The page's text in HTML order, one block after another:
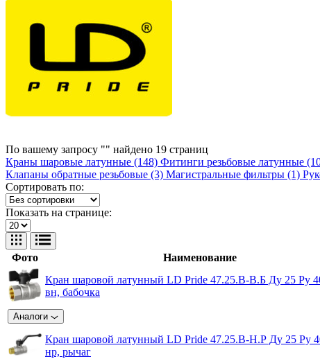
По вашему запросу "" найдено 19 страниц
Краны шаровые латунные (148) Фитинги резьбовые латунные
Клапаны обратные резьбовые (3) Магистральные фильтры (1)
Сортировать по:
Показать на странице:
Фото Наименование
Кран шаровой латунный LD Pride 47.25.B-B.Б Ду 25 Ру
вн, бабочка
Аналоги
Кран шаровой латунный LD Pride 47.25.B-Н.Р Ду 25 Ру
нр, рычаг